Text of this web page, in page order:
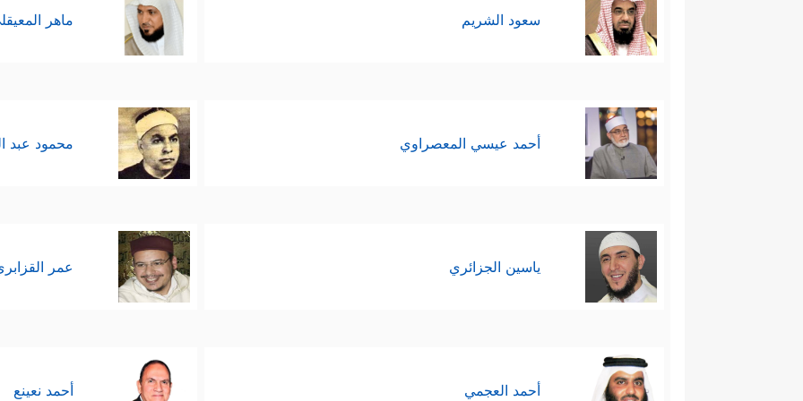
تجدُرُ الإشارة هنا إلى أن هذه الوصايا قد ورَدَت بألفاظ متقاربة في الوصايا العشر
وبهذا التفصيل والتأكيد، على خلاف ما كان يظنُّه بعضُ الباحثين في القرآن مِن أنَّ
التوحيد والعقيدة!
نعم إنَّ إلزامية التشريع وتنفيذه على الناس يحتاج إلى الدولة، لكن منظومة القيم
سعود الشريم ماهر
أحمد عيسي المعصراوي محمود عبد
ياسين الجزائري عمر
أحمد العجمي أحمد نعينع